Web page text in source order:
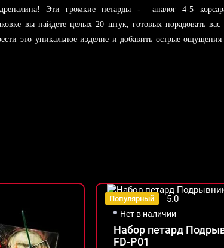
Эти громкие петарды - аналог 4-5
вы найдете целых 20 штук, готовых порадовать вас
это уникальное изделие и добавить острые ощущения
Популярный 5.0
Нет в наличии
Набор петард
FD-P01